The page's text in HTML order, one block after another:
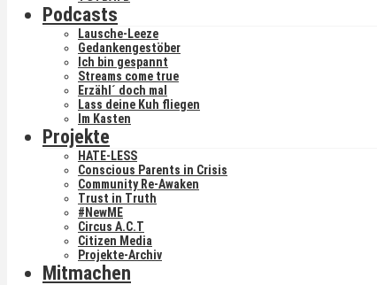
Podcasts
Lausche-Leeze
Gedankengestöber
Ich bin gespannt
Streams come true
Erzähl´ doch mal
Lass deine Kuh fliegen
Im Kasten
Projekte
HATE-LESS
Conscious Parents in Crisis
Community Re-Awaken
Trust in Truth
#NewME
Circus A.C.T
Citizen Media
Projekte-Archiv
Mitmachen